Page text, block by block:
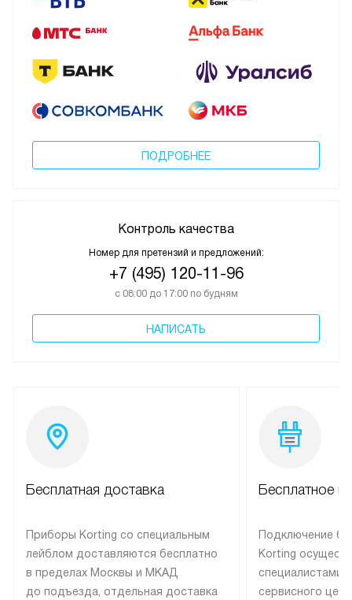
ПОДРОБНЕЕ
Контроль качества
Номер для претензий и предложений:
+7 (495) 120-11-96
с 08:00 до 17:00 по будням
НАПИСАТЬ
Бесплатная доставка
Приборы Korting со специальным
лейблом доставляются бесплатно
в пределах Москвы и МКАД
до подъезда, отдельная доставка
Бесплатное
Подключение
Korting
специалистами
сервисного